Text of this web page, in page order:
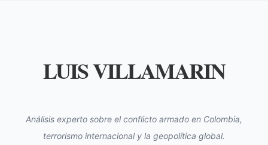
LUIS VILLAMARIN
Análisis experto sobre el conflicto armado en Colombia,
terrorismo internacional y la geopolítica global.